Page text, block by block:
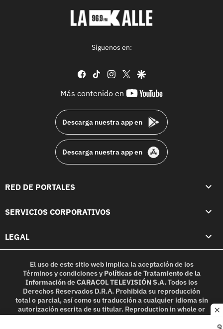
Síguenos en:
facebook
tiktok instagram
twittergoogle
Más contenido en
youtube-
Descarga nuestra app en
Descarga nuestra app en
RED DE PORTALES
SERVICIOS CORPORATIVOS
LEGAL
El uso de este sitio web implica la aceptación de los
Términos y condicionesy Políticas de Tratamiento de la
InformacióndeCARACOL TELEVISIÓN S.A.Todos los
Derechos Reservados D.R.A. Prohibida su reproducción
total o parcial, así como su traducción a cualquier idioma sin
autorización escrita de su titular. Reproduction in whole or
in part, or translation without written permission is